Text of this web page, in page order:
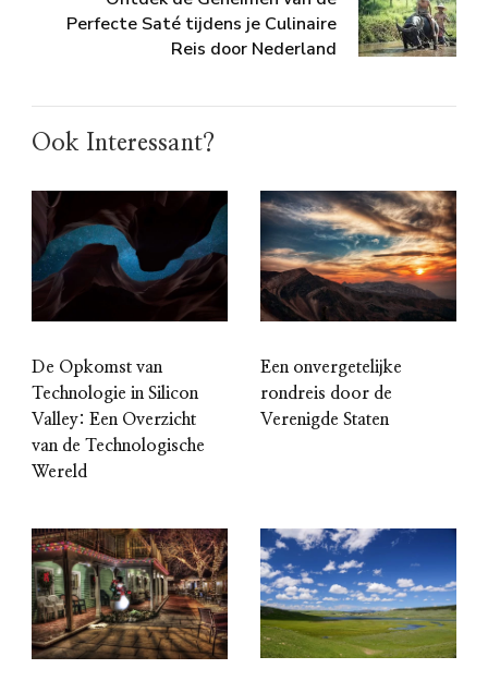
Perfecte Saté tijdens je Culinaire
Reis door Nederland
Ook Interessant?
De Opkomst van
Technologie in Silicon
Valley: Een Overzicht
van de Technologische
Wereld
Een onvergetelijke
rondreis door de
Verenigde Staten